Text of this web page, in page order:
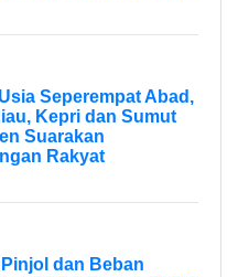
Seperempat Abad,
Kepri dan Sumut
Suarakan
Rakyat
dan Beban